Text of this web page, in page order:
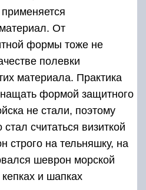
От
формы тоже не
полевки
материала. Практика
формой защитного
не стали, поэтому
считаться визиткой
строго на тельняшку, на
шеврон морской
и шапках